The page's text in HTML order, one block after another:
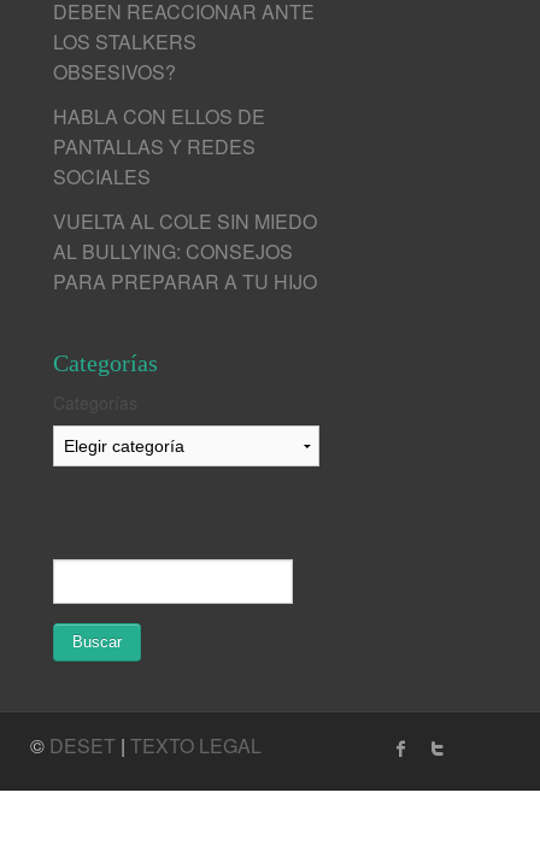
DEBEN REACCIONAR ANTE
LOS STALKERS
OBSESIVOS?
HABLA CON ELLOS DE
PANTALLAS Y REDES
SOCIALES
VUELTA AL COLE SIN MIEDO
AL BULLYING: CONSEJOS
PARA PREPARAR A TU HIJO
Categorías
© DESET | TEXTO LEGAL